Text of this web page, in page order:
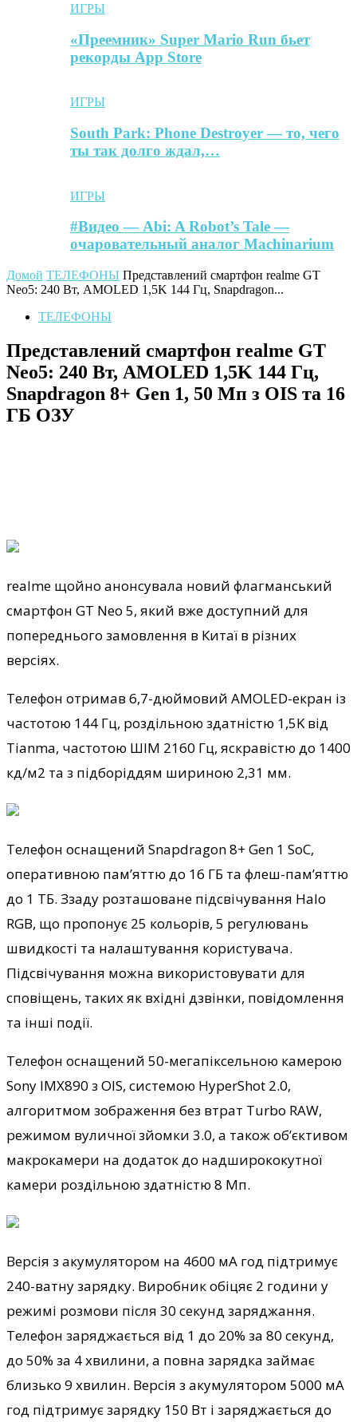
ИГРЫ
«Преемник» Super Mario Run бьет
рекорды App Store
ИГРЫ
South Park: Phone Destroyer — то, чего
ты так долго ждал,…
ИГРЫ
#Видео — Abi: A Robot’s Tale —
очаровательный аналог Machinarium
Домой ТЕЛЕФОНЫ Представлений смартфон realme GT
Neo5: 240 Вт, AMOLED 1,5K 144 Гц, Snapdragon...
ТЕЛЕФОНЫ
Представлений смартфон realme GT
Neo5: 240 Вт, AMOLED 1,5K 144 Гц,
Snapdragon 8+ Gen 1, 50 Мп з OIS та 16
ГБ ОЗУ
realme щойно анонсувала новий флагманський
смартфон GT Neo 5, який вже доступний для
попереднього замовлення в Китаї в різних
версіях.
Телефон отримав 6,7-дюймовий AMOLED-екран із
частотою 144 Гц, роздільною здатністю 1,5K від
Tianma, частотою ШІМ 2160 Гц, яскравістю до 1400
кд/м2 та з підборіддям шириною 2,31 мм.
Телефон оснащений Snapdragon 8+ Gen 1 SoC,
оперативною пам’яттю до 16 ГБ та флеш-пам’яттю
до 1 ТБ. Ззаду розташоване підсвічування Halo
RGB, що пропонує 25 кольорів, 5 регулювань
швидкості та налаштування користувача.
Підсвічування можна використовувати для
сповіщень, таких як вхідні дзвінки, повідомлення
та інші події.
Телефон оснащений 50-мегапіксельною камерою
Sony IMX890 з OIS, системою HyperShot 2.0,
алгоритмом зображення без втрат Turbo RAW,
режимом вуличної зйомки 3.0, а також об’єктивом
макрокамери на додаток до надширококутної
камери роздільною здатністю 8 Мп.
Версія з акумулятором на 4600 мА год підтримує
240-ватну зарядку. Виробник обіцяє 2 години у
режимі розмови після 30 секунд заряджання.
Телефон заряджається від 1 до 20% за 80 секунд,
до 50% за 4 хвилини, а повна зарядка займає
близько 9 хвилин. Версія з акумулятором 5000 мА
год підтримує зарядку 150 Вт і заряджається до